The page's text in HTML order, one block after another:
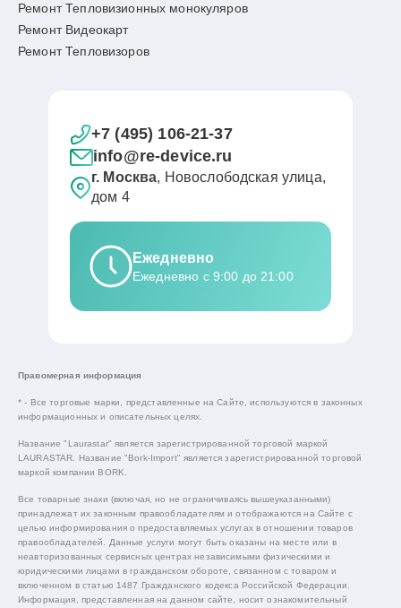
Ремонт Тепловизионных монокуляров
Ремонт Видеокарт
Ремонт Тепловизоров
+7 (495) 106-21-37
info@re-device.ru
г. Москва, Новослободская улица,
дом 4
Ежедневно
Ежедневно с 9:00 до 21:00
Правомерная информация
* - Все торговые марки, представленные на Сайте, используются в законных
информационных и описательных целях.
Название "Laurastar" является зарегистрированной торговой маркой
LAURASTAR. Название "Bork-Import" является зарегистрированной торговой
маркой компании BORK.
Все товарные знаки (включая, но не ограничиваясь вышеуказанными)
принадлежат их законным правообладателям и отображаются на Сайте с
целью информирования о предоставляемых услугах в отношении товаров
правообладателей. Данные услуги могут быть оказаны на месте или в
неавторизованных сервисных центрах независимыми физическими и
юридическими лицами в гражданском обороте, связанном с товаром и
включенном в статью 1487 Гражданского кодекса Российской Федерации.
Информация, представленная на данном сайте, носит ознакомительный